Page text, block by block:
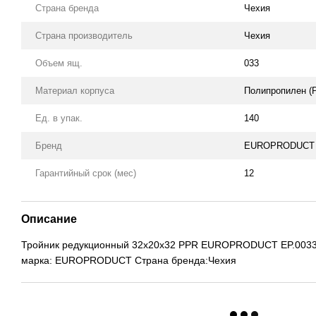
Страна бренда Чехия
Страна производитель Чехия
Объем ящ. 033
Материал корпуса Полипропилен
Ед. в упак. 140
Бренд
Гарантийный срок (мес) 12
Описание
Тройник редукционный 32x20x32 PPR EUROPRODUCT
марка: EUROPRODUCT Страна бренда:Чехия